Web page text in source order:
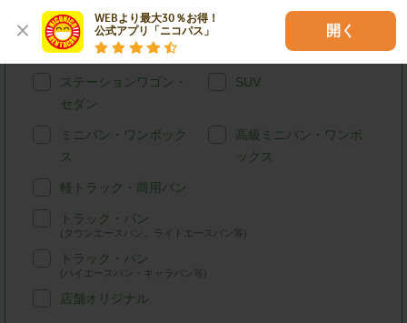
WEBより最大30％お得！
公式アプリ「ニコパス」
開く
車種別で探す
軽自動車 コンパクトカー
ステーションワゴン・
セダン
SUV
ミニバン・ワンボック
ス
高級ミニバン・ワンボ
ックス
軽トラック・商用バン
トラック・バン
(タウンエースバン、ライトエースバン等)
トラック・バン
(ハイエースバン・キャラバン等)
店舗オリジナル